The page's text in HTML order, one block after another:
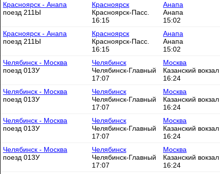
Красноярск - Анапа
поезд 211Ы
Красноярск
Красноярск-Пасс.
16:15
Анапа
Анапа
15:02
Красноярск - Анапа
поезд 211Ы
Красноярск
Красноярск-Пасс.
16:15
Анапа
Анапа
15:02
Челябинск - Москва
поезд 013У
Челябинск
Челябинск-Главный
17:07
Москва
Казанский вокзал
16:24
Челябинск - Москва
поезд 013У
Челябинск
Челябинск-Главный
17:07
Москва
Казанский вокзал
16:24
Челябинск - Москва
поезд 013У
Челябинск
Челябинск-Главный
17:07
Москва
Казанский вокзал
16:24
Челябинск - Москва
поезд 013У
Челябинск
Челябинск-Главный
17:07
Москва
Казанский вокзал
16:24